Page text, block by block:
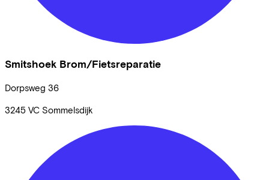
Smitshoek Brom/Fietsreparatie
Dorpsweg 36
3245 VC Sommelsdijk